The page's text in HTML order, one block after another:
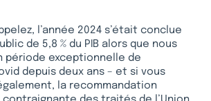
l’année 2024 s’était conclue
de 5,8 % du PIB alors que nous
période exceptionnelle de
depuis deux ans – et si vous
la recommandation